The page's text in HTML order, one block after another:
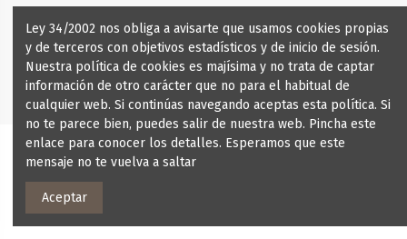
Síguenos
Boletín de Noticias
Ley 34/2002 nos obliga a avisarte que usamos cookies propias
y de terceros con objetivos estadísticos y de inicio de sesión.
Nuestra política de cookies es majísima y no trata de captar
información de otro carácter que no para el habitual de
cualquier web. Si continúas navegando aceptas esta política. Si
no te parece bien, puedes salir de nuestra web. Pincha este
enlace para conocer los detalles. Esperamos que este
mensaje no te vuelva a saltar
Aceptar